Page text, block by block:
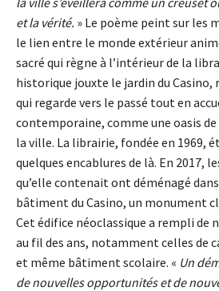
et la vérité. » Le poème peint sur les
le lien entre le monde extérieur
sacré qui règne à l’intérieur de la
historique jouxte le jardin du
qui regarde vers le passé tout en
contemporaine, comme une oasis
la ville. La librairie, fondée en 1969,
quelques encablures de là. En 2017,
qu’elle contenait ont déménagé
bâtiment du Casino, un monument
Cet édifice néoclassique a rempli de
au fil des ans, notamment celles de
et même bâtiment scolaire. « Un
de nouvelles opportunités et de